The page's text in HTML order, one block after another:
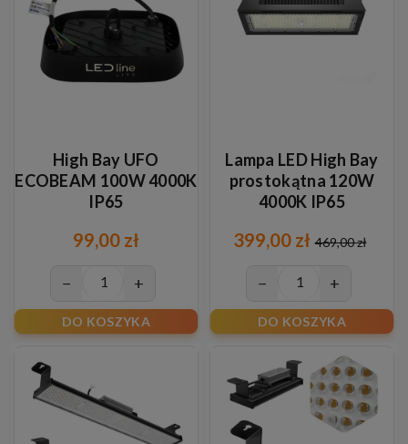
High Bay UFO
ECOBEAM 100W 4000K
IP65
99,00 zł
− +
DO KOSZYKA
Lampa LED High Bay
prostokątna 120W
4000K IP65
399,00 zł 469,00 zł
− +
DO KOSZYKA